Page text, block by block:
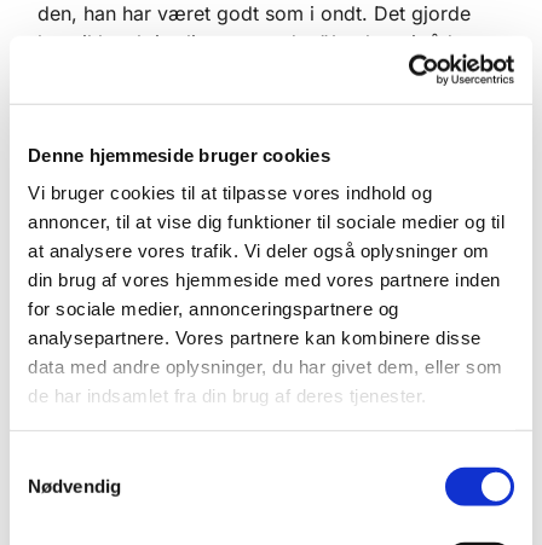
Denne hjemmeside bruger cookies
Vi bruger cookies til at tilpasse vores indhold og
annoncer, til at vise dig funktioner til sociale medier og til
at analysere vores trafik. Vi deler også oplysninger om
din brug af vores hjemmeside med vores partnere inden
for sociale medier, annonceringspartnere og
analysepartnere. Vores partnere kan kombinere disse
data med andre oplysninger, du har givet dem, eller som
de har indsamlet fra din brug af deres tjenester.
Nødvendig
den, han har været godt som i ondt. Det gjorde
ham ikke ukristelig, men ordet ”Jeg har ej råd at
miste/ den mindste lille time, / den bar sin skærv til
den, jeg blev! / hver fryd, hver spot, hver tant jeg
afgørende i opgøret med Johannes Jørgensen.
Der er noget mærkeligt i, at man skal udslette
sin fortid, sit tidligere jeg, for hvis man er villig til
at svigte sit gamle jeg, hvad eller hvem er man så
også villig til at svigte? Ja, man kan have syndet,
man kan have taget fejl i livsvigtige ting, men man
kan ikke have været en anden end den, man stadig
er. For hvis man ikke er tro mod sig selv - og det
er ikke det samme som at være tilfreds med sig
selv - hvordan skal man så være tro mod andre?
Hvis den bodfærdige synder skal optræde